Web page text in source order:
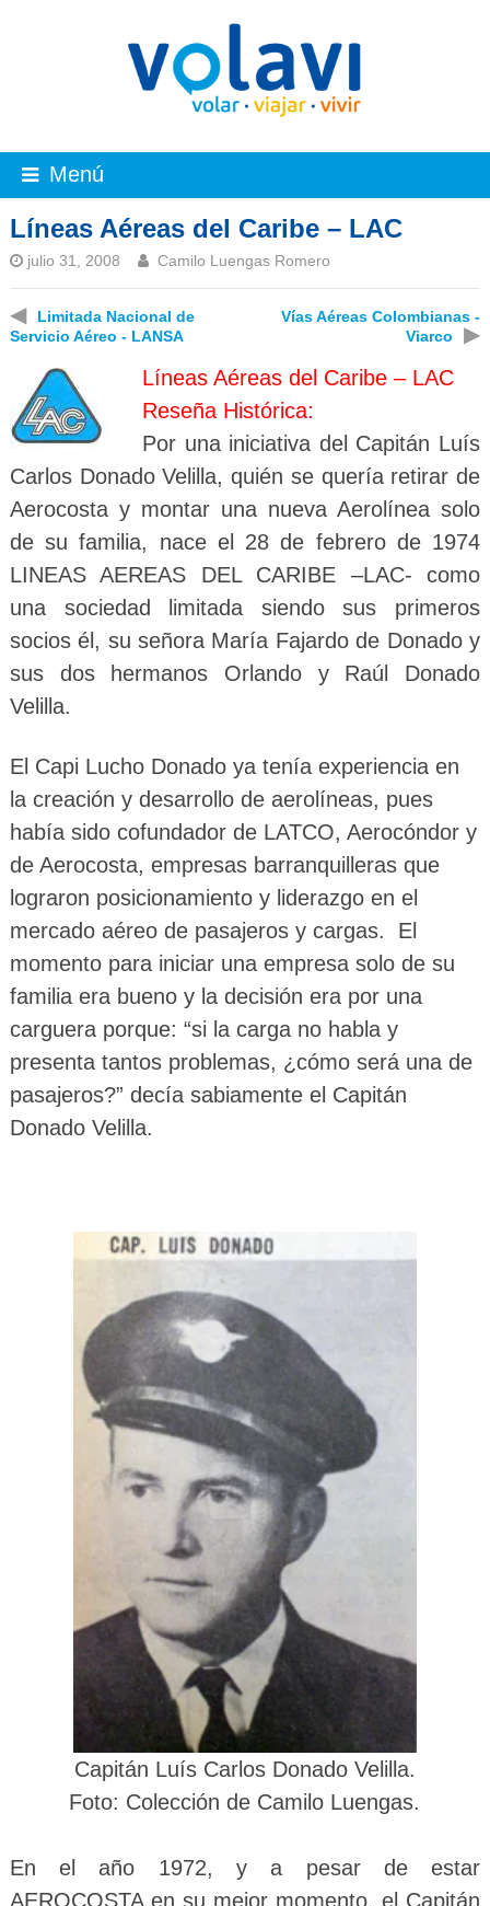
Menú
Líneas Aéreas del Caribe – LAC
julio 31, 2008 Camilo Luengas Romero
◀
Limitada Nacional de
Servicio Aéreo - LANSA
Vías Aéreas Colombianas -
Viarco
▶
Líneas Aéreas del Caribe – LAC
Reseña Histórica:
Por una iniciativa del Capitán Luís
Carlos Donado Velilla, quién se quería retirar de
Aerocosta y montar una nueva Aerolínea solo
de su familia, nace el 28 de febrero de 1974
LINEAS AEREAS DEL CARIBE –LAC- como
una sociedad limitada siendo sus primeros
socios él, su señora María Fajardo de Donado y
sus dos hermanos Orlando y Raúl Donado
Velilla.
El Capi Lucho Donado ya tenía experiencia en
la creación y desarrollo de aerolíneas, pues
había sido cofundador de LATCO, Aerocóndor y
de Aerocosta, empresas barranquilleras que
lograron posicionamiento y liderazgo en el
mercado aéreo de pasajeros y cargas. El
momento para iniciar una empresa solo de su
familia era bueno y la decisión era por una
carguera porque: “si la carga no habla y
presenta tantos problemas, ¿cómo será una de
pasajeros?” decía sabiamente el Capitán
Donado Velilla.
Capitán Luís Carlos Donado Velilla.
Foto: Colección de Camilo Luengas.
En el año 1972, y a pesar de estar
AEROCOSTA en su mejor momento, el Capitán